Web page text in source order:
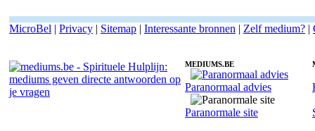
MicroBel | Privacy | Sitemap | Interessante bronnen | Zelf medium? |
MEDIUMS.BE
Paranormaal advies
Paranormale site